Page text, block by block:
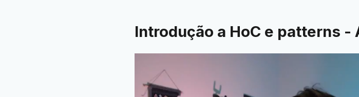
Introdução a HoC e patterns -